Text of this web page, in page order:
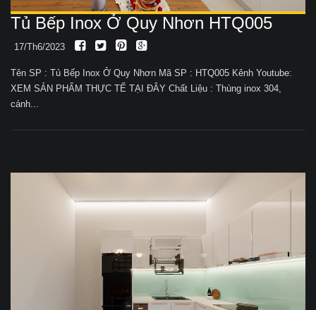
Tủ Bếp Inox Ở Quy Nhơn HTQ005
17/Th6/2023
Tên SP : Tủ Bếp Inox Ở Quy Nhơn Mã SP : HTQ005 Kênh Youtube:
XEM SẢN PHẨM THỰC TẾ TẠI ĐÂY Chất Liệu : Thùng inox 304,
cánh...